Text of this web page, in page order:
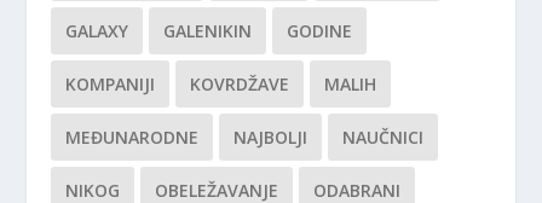
GALAXY GALENIKIN GODINE
KOMPANIJI KOVRDŽAVE MALIH
MEĐUNARODNE NAJBOLJI NAUČNICI
NIKOG OBELEŽAVANJE ODABRANI